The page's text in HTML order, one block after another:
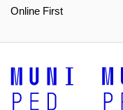
Online First